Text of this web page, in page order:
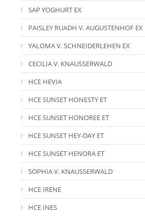
SAP YOGHURT EX
PAISLEY RUADH V. AUGUSTENHOF EX
YALOMA V. SCHNEIDERLEHEN EX
CECILIA V. KNAUSSERWALD
HCE HEVIA
HCE SUNSET HONESTY ET
HCE SUNSET HONOREE ET
HCE SUNSET HEY-DAY ET
HCE SUNSET HENORA ET
SOPHIA V. KNAUSSERWALD
HCE IRENE
HCE INES